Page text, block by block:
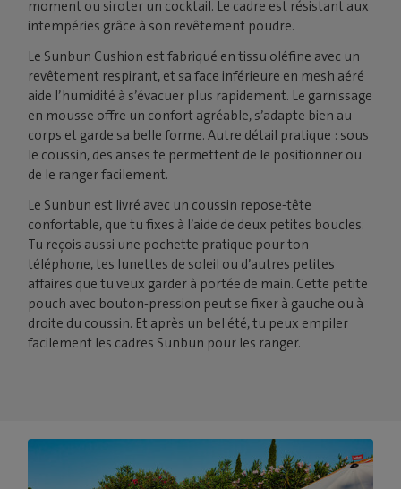
moment ou siroter un cocktail. Le cadre est résistant aux
intempéries grâce à son revêtement poudre.
Le Sunbun Cushion est fabriqué en tissu oléfine avec un
revêtement respirant, et sa face inférieure en mesh aéré
aide l’humidité à s’évacuer plus rapidement. Le garnissage
en mousse offre un confort agréable, s’adapte bien au
corps et garde sa belle forme. Autre détail pratique : sous
le coussin, des anses te permettent de le positionner ou
de le ranger facilement.
Le Sunbun est livré avec un coussin repose-tête
confortable, que tu fixes à l’aide de deux petites boucles.
Tu reçois aussi une pochette pratique pour ton
téléphone, tes lunettes de soleil ou d’autres petites
affaires que tu veux garder à portée de main. Cette petite
pouch avec bouton-pression peut se fixer à gauche ou à
droite du coussin. Et après un bel été, tu peux empiler
facilement les cadres Sunbun pour les ranger.